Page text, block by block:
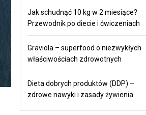
Jak schudnąć 10 kg w 2 miesiące?
Przewodnik po diecie i ćwiczeniach
Graviola – superfood o niezwykłych
właściwościach zdrowotnych
Dieta dobrych produktów (DDP) –
zdrowe nawyki i zasady żywienia